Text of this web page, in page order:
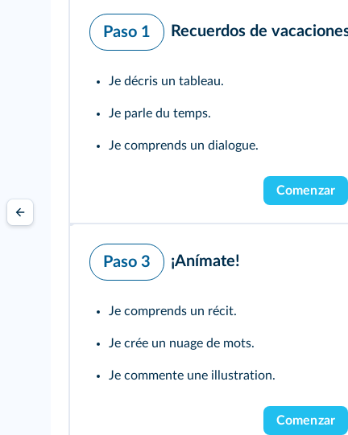
Paso 1 Recuerdos de
Je décris un tableau.
Je parle du temps.
Je comprends un dialogue.
Comenzar
Paso 3 ¡Anímate!
Je comprends un récit.
Je crée un nuage de mots.
Je commente une illustration.
Comenzar